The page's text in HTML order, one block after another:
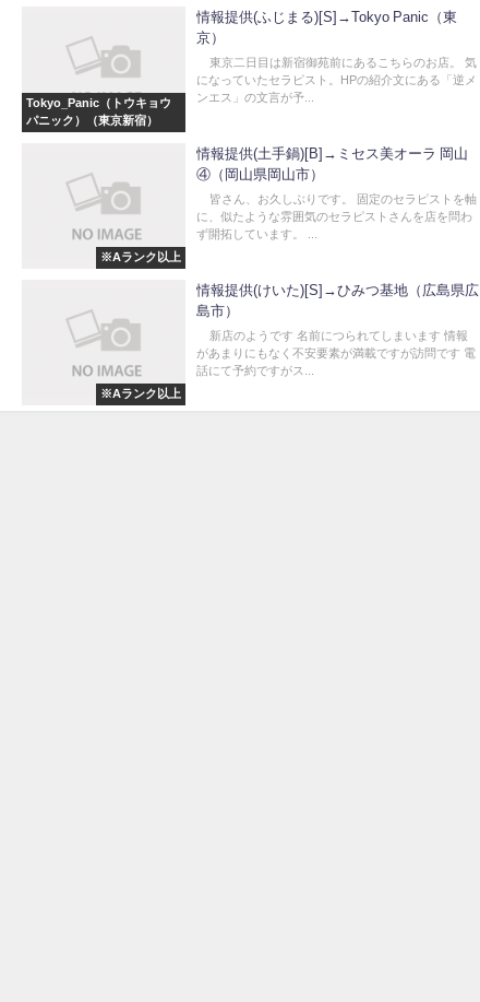
Tokyo_Panic（トウキョウ
パニック）（東京新宿）
情報提供(ふじまる)[S]→Tokyo Panic（東
京）
東京二日目は新宿御苑前にあるこちらのお店。 気
になっていたセラピスト。HPの紹介文にある「逆メ
ンエス」の文言が予...
※Aランク以上
情報提供(土手鍋)[B]→ミセス美オーラ 岡山
④（岡山県岡山市）
皆さん、お久しぶりです。 固定のセラピストを軸
に、似たような雰囲気のセラピストさんを店を問わ
ず開拓しています。 ...
※Aランク以上
情報提供(けいた)[S]→ひみつ基地（広島県広
島市）
新店のようです 名前につられてしまいます 情報
があまりにもなく不安要素が満載ですが訪問です 電
話にて予約ですがス...